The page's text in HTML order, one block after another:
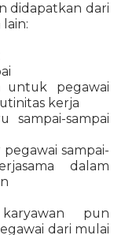
didapatkan dari
pegawai
kerja
sampai
sampai-
dalam
pun
dari mulai